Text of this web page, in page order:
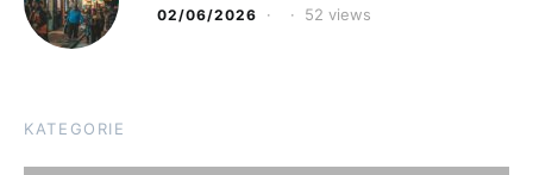
02/06/2026 52 views
KATEGORIE